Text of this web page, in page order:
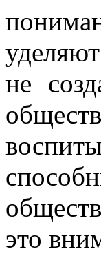
не
это